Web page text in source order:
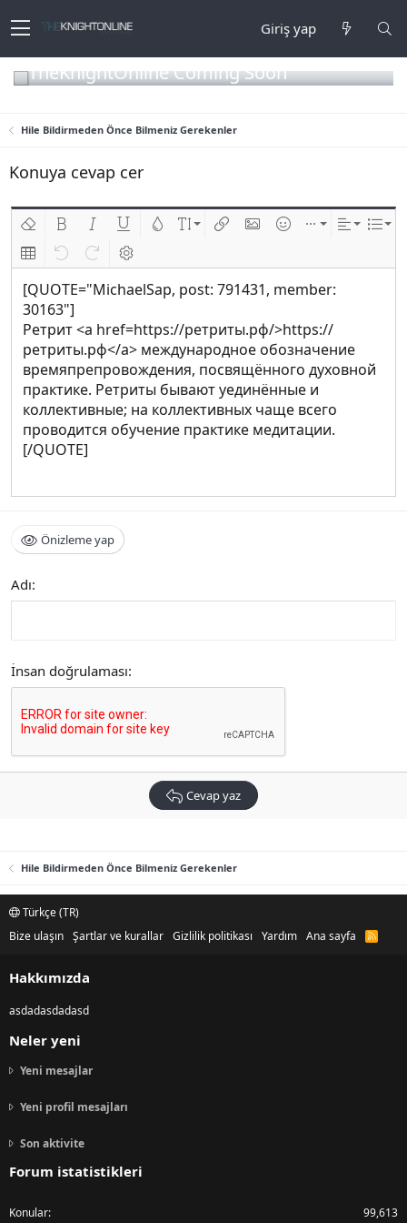
Giriş yap
TheKnightOnline Coming Soon
Hile Bildirmeden Önce Bilmeniz Gerekenler
Konuya cevap cer
Biçimlendirmeyi kaldır
Kalın Yatık Altını çiz
[QUOTE="MichaelSap, post: 791431, member:
30163"]
Ретрит <a href=https://ретриты.рф/>https://
ретриты.рф</a> международное обозначение
времяпрепровождения, посвящённого духовной
практике. Ретриты бывают уединённые и
коллективные; на коллективных чаще всего
проводится обучение практике медитации.
[/QUOTE]
Önizleme yap
Adı
İnsan doğrulaması
Cevap yaz
Hile Bildirmeden Önce Bilmeniz Gerekenler
Türkçe (TR)
Bize ulaşın Şartlar ve kurallar Gizlilik politikası Yardım Ana sayfa
R
Hakkımızda
asdadasdadasd
Neler yeni
Yeni mesajlar
Yeni profil mesajları
Son aktivite
Forum istatistikleri
Konular 99,613